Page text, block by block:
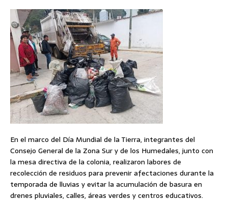
En el marco del Día Mundial de la Tierra, integrantes del
Consejo General de la Zona Sur y de los Humedales, junto con
la mesa directiva de la colonia, realizaron labores de
recolección de residuos para prevenir afectaciones durante la
temporada de lluvias y evitar la acumulación de basura en
drenes pluviales, calles, áreas verdes y centros educativos.